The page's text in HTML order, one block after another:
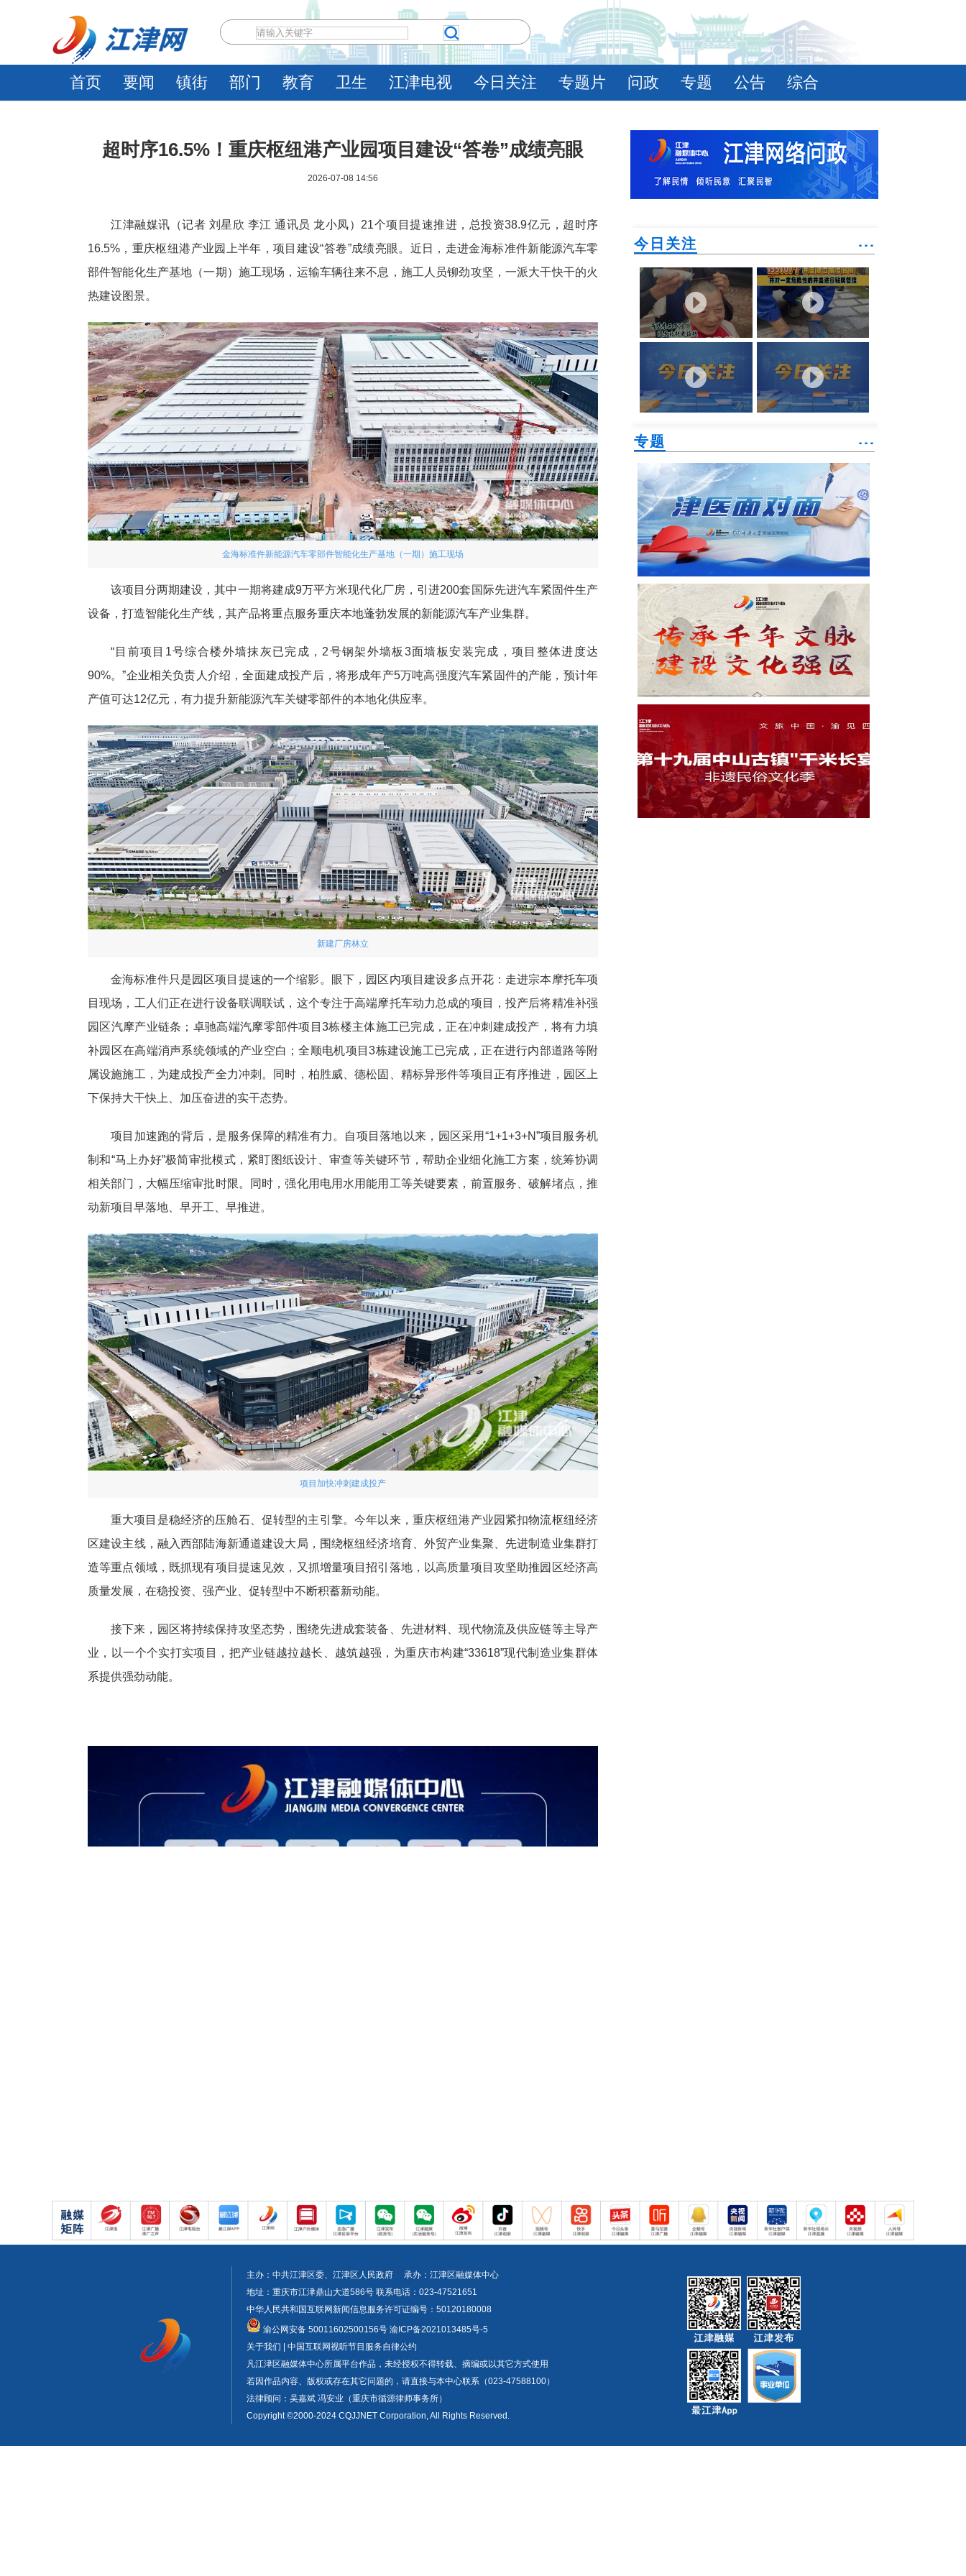
首页 要闻 镇街 部门 教育 卫生 江津电视 今日关注 专题片 问政 专题 公告 综合
超时序16.5%！重庆枢纽港产业园项目建设“答卷”成绩亮眼
2026-07-08 14:56
江津融媒讯（记者 刘星欣 李江 通讯员 龙小凤）21个项目提速推进，总投资38.9亿元，超时序
16.5%，重庆枢纽港产业园上半年，项目建设“答卷”成绩亮眼。近日，走进金海标准件新能源汽车零
部件智能化生产基地（一期）施工现场，运输车辆往来不息，施工人员铆劲攻坚，一派大干快干的火
热建设图景。
金海标准件新能源汽车零部件智能化生产基地（一期）施工现场
该项目分两期建设，其中一期将建成9万平方米现代化厂房，引进200套国际先进汽车紧固件生产
设备，打造智能化生产线，其产品将重点服务重庆本地蓬勃发展的新能源汽车产业集群。
“目前项目1号综合楼外墙抹灰已完成，2号钢架外墙板3面墙板安装完成，项目整体进度达
90%。”企业相关负责人介绍，全面建成投产后，将形成年产5万吨高强度汽车紧固件的产能，预计年
产值可达12亿元，有力提升新能源汽车关键零部件的本地化供应率。
新建厂房林立
金海标准件只是园区项目提速的一个缩影。眼下，园区内项目建设多点开花：走进宗本摩托车项
目现场，工人们正在进行设备联调联试，这个专注于高端摩托车动力总成的项目，投产后将精准补强
园区汽摩产业链条；卓驰高端汽摩零部件项目3栋楼主体施工已完成，正在冲刺建成投产，将有力填
补园区在高端消声系统领域的产业空白；全顺电机项目3栋建设施工已完成，正在进行内部道路等附
属设施施工，为建成投产全力冲刺。同时，柏胜威、德松固、精标异形件等项目正有序推进，园区上
下保持大干快上、加压奋进的实干态势。
项目加速跑的背后，是服务保障的精准有力。自项目落地以来，园区采用“1+1+3+N”项目服务机
制和“马上办好”极简审批模式，紧盯图纸设计、审查等关键环节，帮助企业细化施工方案，统筹协调
相关部门，大幅压缩审批时限。同时，强化用电用水用能用工等关键要素，前置服务、破解堵点，推
动新项目早落地、早开工、早推进。
项目加快冲刺建成投产
重大项目是稳经济的压舱石、促转型的主引擎。今年以来，重庆枢纽港产业园紧扣物流枢纽经济
区建设主线，融入西部陆海新通道建设大局，围绕枢纽经济培育、外贸产业集聚、先进制造业集群打
造等重点领域，既抓现有项目提速见效，又抓增量项目招引落地，以高质量项目攻坚助推园区经济高
质量发展，在稳投资、强产业、促转型中不断积蓄新动能。
接下来，园区将持续保持攻坚态势，围绕先进成套装备、先进材料、现代物流及供应链等主导产
业，以一个个实打实项目，把产业链越拉越长、越筑越强，为重庆市构建“33618”现代制造业集群体
系提供强劲动能。
今日关注 ˙˙˙
专题 ˙˙˙
主办：中共江津区委、江津区人民政府 承办：江津区融媒体中心
地址：重庆市江津鼎山大道586号 联系电话：023-47521651
中华人民共和国互联网新闻信息服务许可证编号：50120180008
渝公网安备 50011602500156号 渝ICP备2021013485号-5
关于我们 | 中国互联网视听节目服务自律公约
凡江津区融媒体中心所属平台作品，未经授权不得转载、摘编或以其它方式使用
若因作品内容、版权或存在其它问题的，请直接与本中心联系（023-47588100）
法律顾问：吴嘉斌 冯安业（重庆市循源律师事务所）
Copyright ©2000-2024 CQJJNET Corporation, All Rights Reserved.